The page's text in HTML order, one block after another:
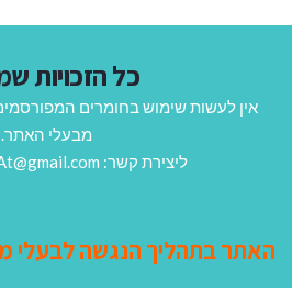
כל הזכויות
אין לעשות שימוש בחומרים
מבעלי האתר.
ליצירת קשר: Avihai.ZoomAt@gmail.com
האתר בתהליך הנגשה לבעלי